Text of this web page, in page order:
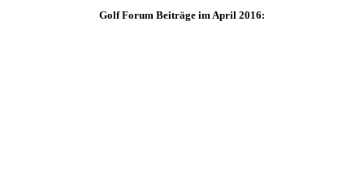
Golf Forum Beiträge im April 2016: